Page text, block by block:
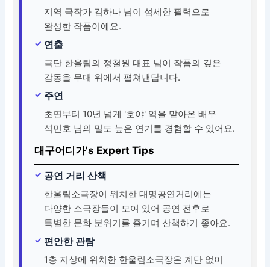
지역 극작가 김하나 님이 섬세한 필력으로
완성한 작품이에요.
연출
극단 한울림의 정철원 대표 님이 작품의 깊은
감동을 무대 위에서 펼쳐낸답니다.
주연
초연부터 10년 넘게 '호야' 역을 맡아온 배우
석민호 님의 밀도 높은 연기를 경험할 수 있어요.
대구어디가's Expert Tips
공연 거리 산책
한울림소극장이 위치한 대명공연거리에는
다양한 소극장들이 모여 있어 공연 전후로
특별한 문화 분위기를 즐기며 산책하기 좋아요.
편안한 관람
1층 지상에 위치한 한울림소극장은 계단 없이